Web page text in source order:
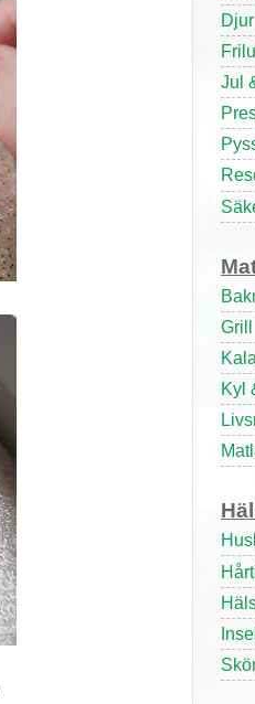
Djur
Jul
Grill
Kyl